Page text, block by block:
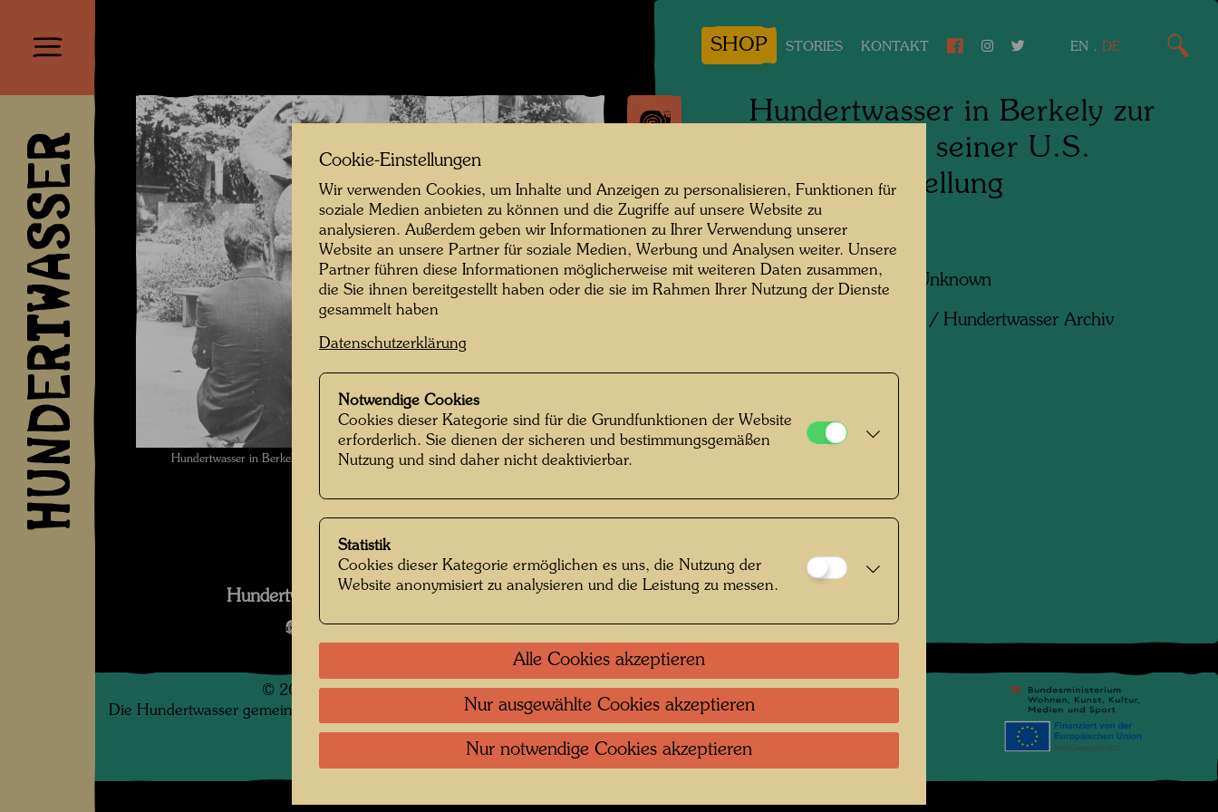
HUNDERTWASSER
SHOP STORIES KONTAKT EN . DE
Hundertwasser in Berkely zur Vorbereitung seiner U.S. Wanderausstellung , Fotograf:
Hundertwasser in den 1960er Jahren
Hundertwasser in Berkely zur
Vorbereitung seiner U.S.
Wanderausstellung
Berkeley, 1968
Fotograf: Unbekannt Unknown
Unbekannt / Hundertwasser Archiv
© 2026
Die Hundertwasser gemeinnützige Privatstiftung Wien
Kontakt . Datenschutz . Copyright . Impressum .
Nutzungsbedingungen
Cookie-Einstellungen
Wir verwenden Cookies, um Inhalte und Anzeigen zu personalisieren, Funktionen für
soziale Medien anbieten zu können und die Zugriffe auf unsere Website zu
analysieren. Außerdem geben wir Informationen zu Ihrer Verwendung unserer
Website an unsere Partner für soziale Medien, Werbung und Analysen weiter. Unsere
Partner führen diese Informationen möglicherweise mit weiteren Daten zusammen,
die Sie ihnen bereitgestellt haben oder die sie im Rahmen Ihrer Nutzung der Dienste
gesammelt haben
Datenschutzerklärung
Notwendige Cookies
Cookies dieser Kategorie sind für die Grundfunktionen der Website
erforderlich. Sie dienen der sicheren und bestimmungsgemäßen
Nutzung und sind daher nicht deaktivierbar.
Statistik
Cookies dieser Kategorie ermöglichen es uns, die Nutzung der
Website anonymisiert zu analysieren und die Leistung zu messen.
Alle Cookies akzeptieren
Nur ausgewählte Cookies akzeptieren
Nur notwendige Cookies akzeptieren